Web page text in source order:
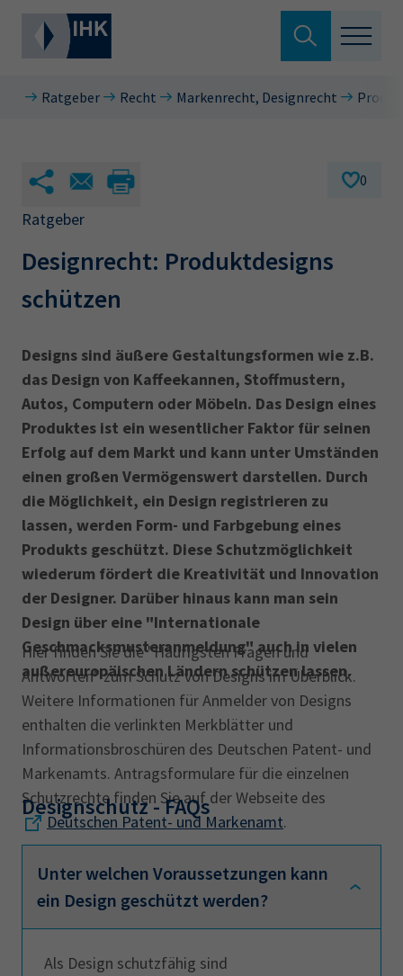
Aus- & Fortbildung
Berufszugang
Ratgeber
Service & Anträge
Über uns
Leichte Sprache
IHK regional
Karriere
Presse
EN
IHK Akademie
Magazin Log-in
Suche verlassen
Hier können Sie auch aus den meistgesuchten
34a 34c Ausbildungsvertrag
Fachwirt
AdA
34d
Prüfungstermine
Wirtschaftsfachwirt
34f
Negativerklärung
Sachkundeprüfung
Berichtsheft
AEVO
34i
Betriebswirt Prüfbericht
Ratgeber Recht Markenrecht, Designrecht
0
Ratgeber
Designrecht: Produktdesigns
schützen
Designs sind äußere Gestaltungsformen wie z.B.
das Design von Kaffeekannen, Stoffmustern,
Autos, Computern oder Möbeln. Das Design eines
Produktes ist ein wesentlicher Faktor für seinen
Erfolg auf dem Markt und kann unter Umständen
einen großen Vermögenswert darstellen. Durch
die Möglichkeit, ein Design registrieren zu
lassen, werden Form- und Farbgebung eines
Produkts geschützt. Diese Schutzmöglichkeit
wiederum fördert die Kreativität und Innovation
der Designer. Darüber hinaus kann man sein
Design über eine "Internationale
Geschmacksmusteranmeldung" auch in vielen
außereuropäischen Ländern schützen lassen.
Hier finden Sie die "Häufigsten Fragen und
Antworten" zum Schutz von Designs im Überblick.
Weitere Informationen für Anmelder von Designs
enthalten die verlinkten Merkblätter und
Informationsbroschüren des Deutschen Patent- und
Markenamts. Antragsformulare für die einzelnen
Schutzrechte finden Sie auf der Webseite des
Deutschen Patent- und Markenamt.
Designschutz - FAQs
Unter welchen Voraussetzungen kann
ein Design geschützt werden?
Als Design schutzfähig sind